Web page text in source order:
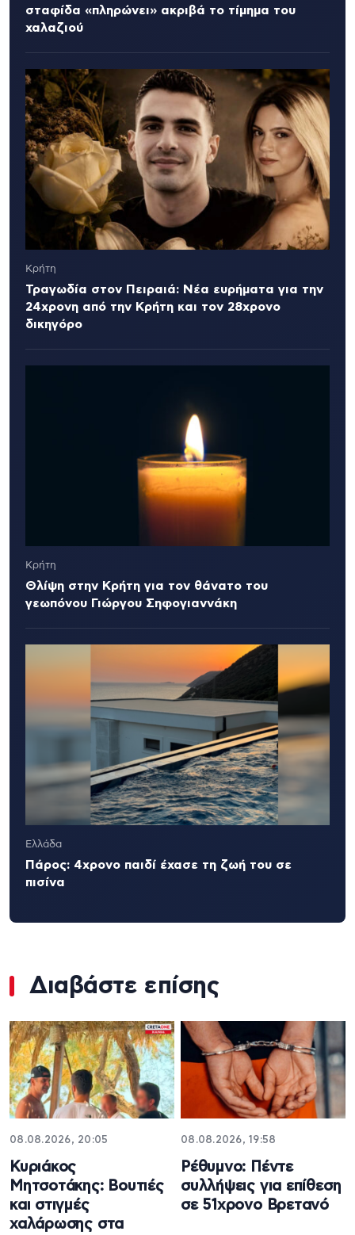
σταφίδα «πληρώνει» ακριβά το τίμημα του
χαλαζιού
Κρήτη
Τραγωδία στον Πειραιά: Νέα ευρήματα για την
24χρονη από την Κρήτη και τον 28χρονο
δικηγόρο
Κρήτη
Θλίψη στην Κρήτη για τον θάνατο του
γεωπόνου Γιώργου Σηφογιαννάκη
Ελλάδα
Πάρος: 4χρονο παιδί έχασε τη ζωή του σε
πισίνα
Διαβάστε επίσης
08.08.2026, 20:05
Κυριάκος
Μητσοτάκης: Βουτιές
και στιγμές
χαλάρωσης στα
08.08.2026, 19:58
Ρέθυμνο: Πέντε
συλλήψεις για επίθεση
σε 51χρονο Βρετανό